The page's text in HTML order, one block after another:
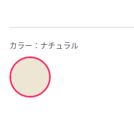
カラー： ナチュラル